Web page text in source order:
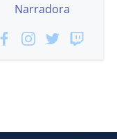
Narradora